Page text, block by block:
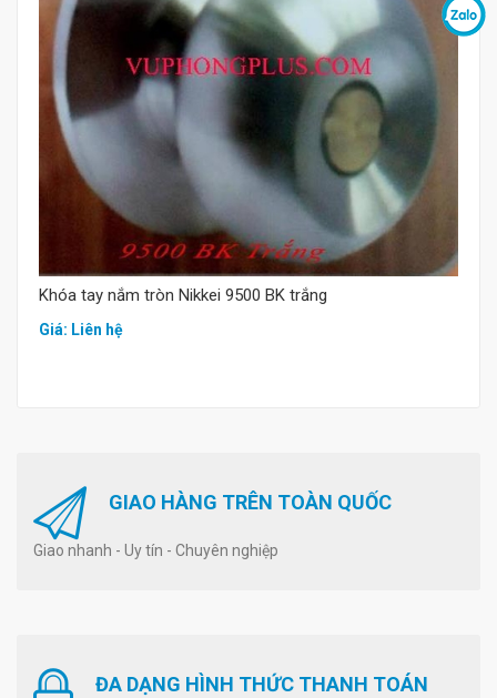
Mua hàng
Khóa tay nắm tròn Nikkei 9500 BK trắng
Giá: Liên hệ
GIAO HÀNG TRÊN TOÀN QUỐC
Giao nhanh - Uy tín - Chuyên nghiệp
ĐA DẠNG HÌNH THỨC THANH TOÁN